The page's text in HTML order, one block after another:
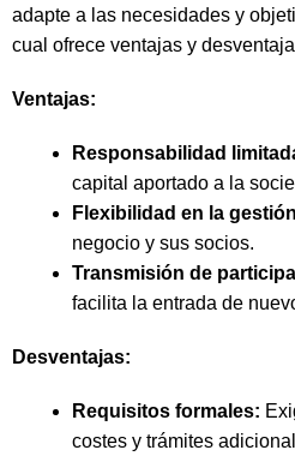
adapte a las necesidades y
cual ofrece ventajas y
Ventajas:
Responsabilidad
capital aportado a la
Flexibilidad en la
negocio y sus socios.
Transmisión de
facilita la entrada de
Desventajas:
Requisitos formales:
costes y trámites